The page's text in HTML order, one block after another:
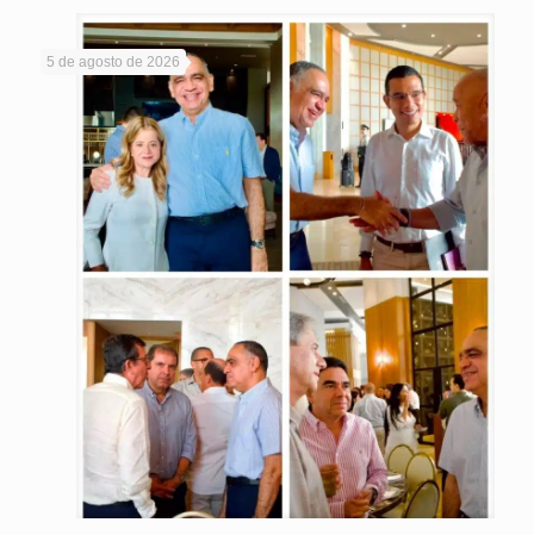
5 de agosto de 2026